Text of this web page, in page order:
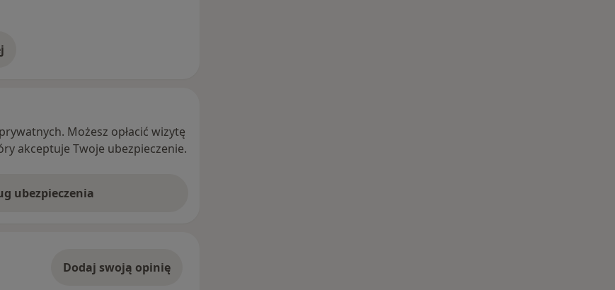
Możesz opłacić wizytę
akceptuje Twoje ubezpieczenie.
ubezpieczenia
Dodaj swoją opinię